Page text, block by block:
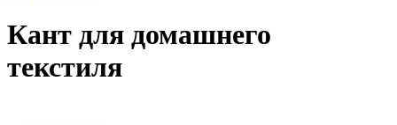
Кант для домашнего
текстиля